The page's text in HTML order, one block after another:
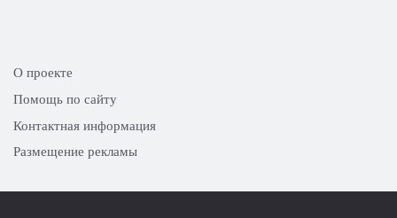
О проекте
Помощь по сайту
Контактная информация
Размещение рекламы